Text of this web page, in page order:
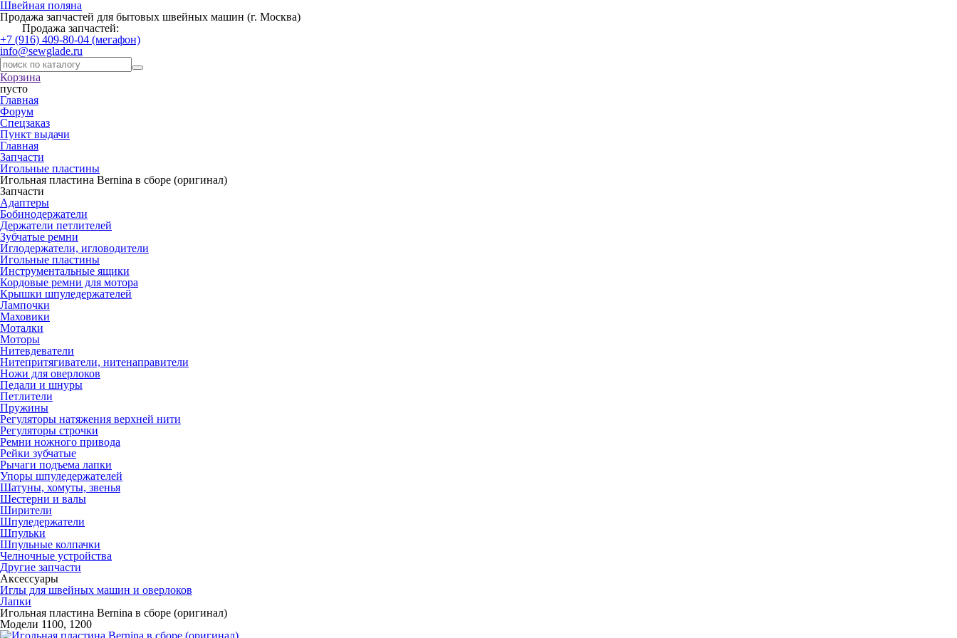
Швейная поляна
Продажа запчастей для бытовых швейных машин (г. Москва)
Продажа запчастей:
+7 (916) 409-80-04 (мегафон)
info@sewglade.ru
Корзина
пусто
Главная
Форум
Спецзаказ
Пункт выдачи
Главная
Запчасти
Игольные пластины
Игольная пластина Bernina в сборе (оригинал)
Запчасти
Адаптеры
Бобинодержатели
Держатели петлителей
Зубчатые ремни
Иглодержатели, игловодители
Игольные пластины
Инструментальные ящики
Кордовые ремни для мотора
Крышки шпуледержателей
Лампочки
Маховики
Моталки
Моторы
Нитевдеватели
Нитепритягиватели, нитенаправители
Ножи для оверлоков
Педали и шнуры
Петлители
Пружины
Регуляторы натяжения верхней нити
Регуляторы строчки
Ремни ножного привода
Рейки зубчатые
Рычаги подъема лапки
Упоры шпуледержателей
Шатуны, хомуты, звенья
Шестерни и валы
Ширители
Шпуледержатели
Шпульки
Шпульные колпачки
Челночные устройства
Другие запчасти
Аксессуары
Иглы для швейных машин и оверлоков
Лапки
Игольная пластина Bernina в сборе (оригинал)
Модели 1100, 1200